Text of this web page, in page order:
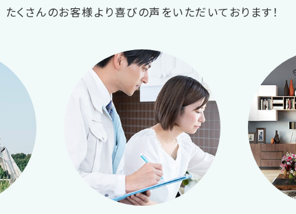
たくさんのお客様より喜びの声をいただいております！